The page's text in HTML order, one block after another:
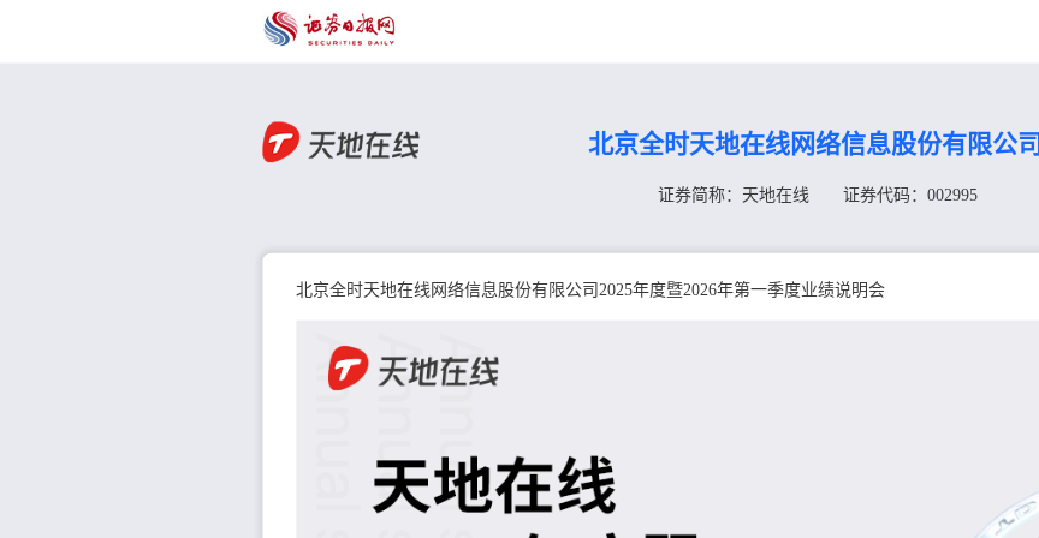
北京全时天地在线网络信息股份有限公司
证券简称：天地在线 证券代码：002995
北京全时天地在线网络信息股份有限公司2025年度暨2026年第一季度业绩说明会